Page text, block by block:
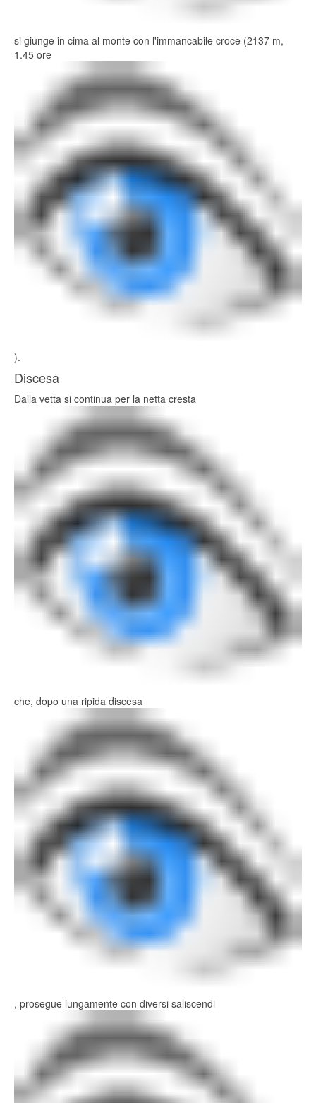
si giunge in cima al monte con l'immancabile croce (2137 m,
1.45 ore
).
Discesa
Dalla vetta si continua per la netta cresta
che, dopo una ripida discesa
, prosegue lungamente con diversi saliscendi